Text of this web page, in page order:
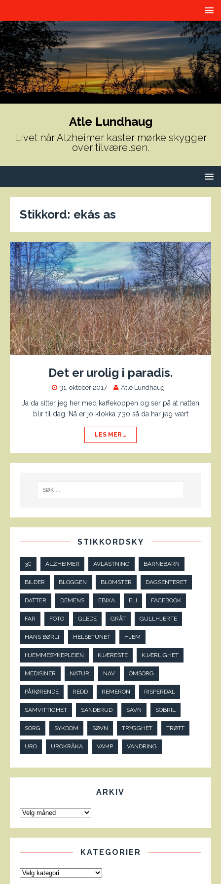
Atle Lundhaug
Livet når Alzheimer kaster mørke skygger
over tilværelsen.
Stikkord: ekås as
Det er urolig i paradis.
31. oktober 2017 Atle Lundhaug
Ja da sitter jeg her med kaffekoppen og ser på at natten
blir til dag. Nå er jo klokka 7.30 så da har jeg vært
LES MER …
STIKKORDSKY
3C ALZHEIMER AVLASTNING BARNEBARN
BILDER BLOGGEN BLOMSTER DAGSENTERET
DATTER DEMENS EBIXA ELI FACEBOOK
FAR FOTO GLEDE GRÅT GULLHJERTE
HANS BØRLI HELSETUNET HJEM
HJEMMESYKEPLEIEN KJÆRESTE KJÆRLIGHET
MEDISINER NATUR NAV OMSORG
PÅRØRENDE REDD REMERON RISPERDAL
SAMVITTIGHET SANDERUD SAVN SOBRIL
SORG SYKDOM SØVN TRYGGHET TRØTT
URO UROKRÅKA VAMP VANDRING
ARKIV
KATEGORIER